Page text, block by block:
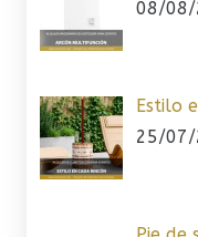
08/08/
Estilo
25/07/